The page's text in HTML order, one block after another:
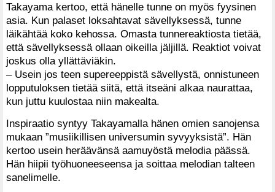
Takayama kertoo, että hänelle tunne on myös fyysinen
asia. Kun palaset loksahtavat sävellyksessä, tunne
läikähtää koko kehossa. Omasta tunnereaktiosta tietää,
että sävellyksessä ollaan oikeilla jäljillä. Reaktiot voivat
joskus olla yllättäviäkin.
– Usein jos teen supereeppistä sävellystä, onnistuneen
lopputuloksen tietää siitä, että itseäni alkaa naurattaa,
kun juttu kuulostaa niin makealta.
Inspiraatio syntyy Takayamalla hänen omien sanojensa
mukaan ”musiikillisen universumin syvyyksistä”. Hän
kertoo usein heräävänsä aamuyöstä melodia päässä.
Hän hiipii työhuoneeseensa ja soittaa melodian talteen
sanelimelle.